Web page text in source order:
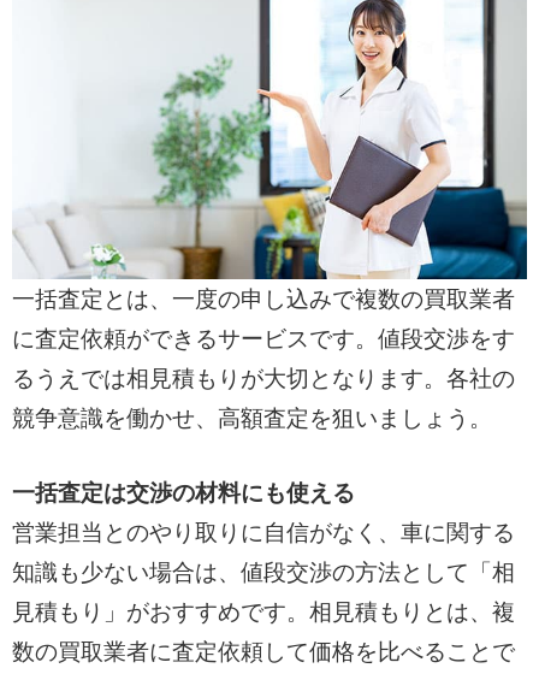
一括査定とは、一度の申し込みで複数の買取業者
に査定依頼ができるサービスです。値段交渉をす
るうえでは相見積もりが大切となります。各社の
競争意識を働かせ、高額査定を狙いましょう。
一括査定は交渉の材料にも使える
営業担当とのやり取りに自信がなく、車に関する
知識も少ない場合は、値段交渉の方法として「相
見積もり」がおすすめです。相見積もりとは、複
数の買取業者に査定依頼して価格を比べることで